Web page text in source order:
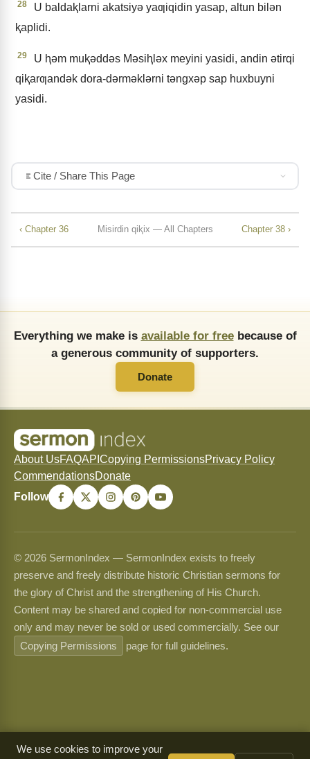
28
U baldaⱪlarni akatsiyǝ yaƣiqidin yasap, altun bilǝn
ⱪaplidi.
29
U ⱨǝm muⱪǝddǝs Mǝsiⱨlǝx meyini yasidi, andin ǝtirqi
qiⱪarƣandǝk dora-dǝrmǝklǝrni tǝngxǝp sap huxbuyni
yasidi.
Cite / Share This Page
‹ Chapter 36 Misirdin qiⱪix — All Chapters Chapter 38 ›
Everything we make is available for freebecause of
a generous community of supporters.
Donate
About UsFAQAPI Copying PermissionsPrivacy Policy
CommendationsDonate
Follow
© 2026 SermonIndex — SermonIndex exists to freely
preserve and freely distribute historic Christian sermons for
the glory of Christ and the strengthening of His Church.
Content may be shared and copied for non-commercial use
only and may never be sold or used commercially. See our
Copying Permissions
page for full guidelines.
We use cookies to improve your